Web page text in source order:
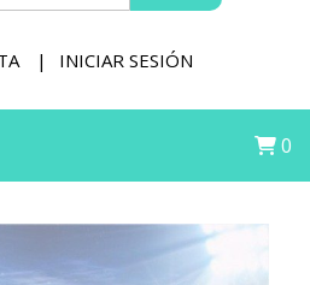
INICIAR SESIÓN
0